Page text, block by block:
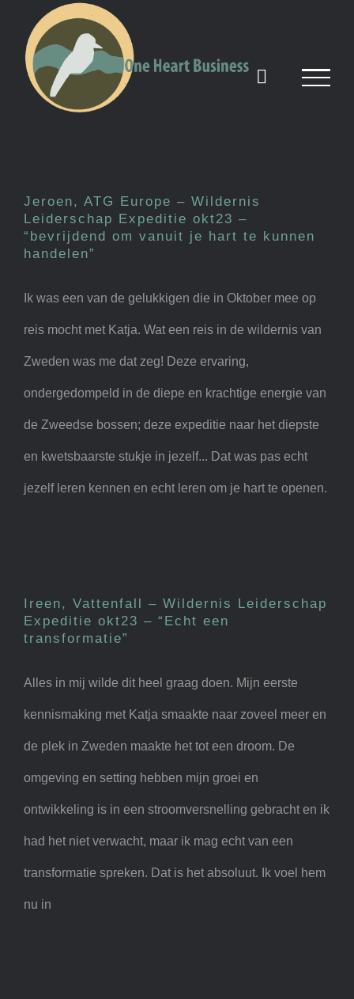
content
om vanuit je hart te kunnen
handelen”
Jeroen, ATG Europe – Wildernis
Leiderschap Expeditie okt23 –
“bevrijdend om vanuit je hart te kunnen
handelen”
Ik was een van de gelukkigen die in Oktober mee op
reis mocht met Katja. Wat een reis in de wildernis van
Zweden was me dat zeg! Deze ervaring,
ondergedompeld in de diepe en krachtige energie van
de Zweedse bossen; deze expeditie naar het diepste
en kwetsbaarste stukje in jezelf... Dat was pas echt
jezelf leren kennen en echt leren om je hart te openen.
– “Echt een transformatie”
Ireen, Vattenfall – Wildernis Leiderschap
Expeditie okt23 – “Echt een
transformatie”
Alles in mij wilde dit heel graag doen. Mijn eerste
kennismaking met Katja smaakte naar zoveel meer en
de plek in Zweden maakte het tot een droom. De
omgeving en setting hebben mijn groei en
ontwikkeling is in een stroomversnelling gebracht en ik
had het niet verwacht, maar ik mag echt van een
transformatie spreken. Dat is het absoluut. Ik voel hem
nu in